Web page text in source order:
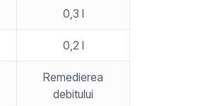
0,3 l
0,2 l
Remedierea
debitului